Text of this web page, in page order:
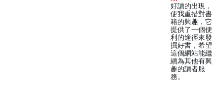
好讀的出現，
使我重措對書
籍的興趣，它
提供了一個便
利的途徑來發
掘好書，希望
這個網站能繼
續為其他有興
趣的讀者服
務。